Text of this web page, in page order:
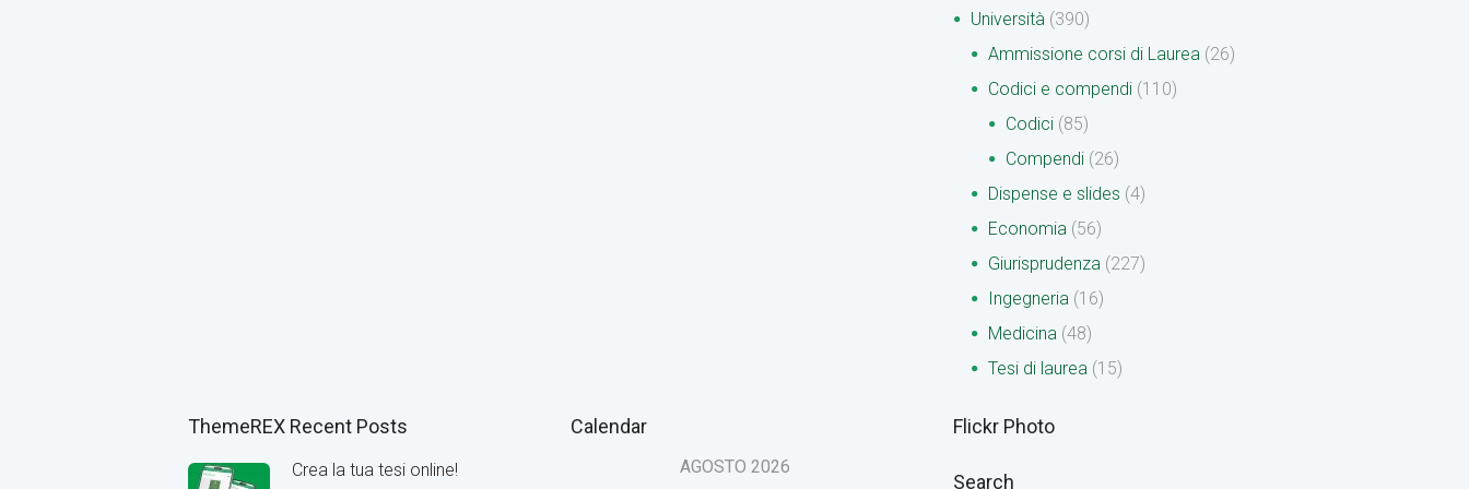
Università (390)
Ammissione corsi di Laurea (26)
Codici e compendi (110)
Codici (85)
Compendi (26)
Dispense e slides (4)
Economia (56)
Giurisprudenza (227)
Ingegneria (16)
Medicina (48)
Tesi di laurea (15)
ThemeREX Recent Posts
Crea la tua tesi online!
Calendar
AGOSTO 2026
Flickr Photo
Search